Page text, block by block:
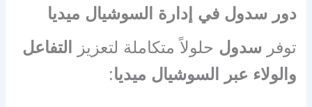
دور سدول في إدارة السوشيال ميديا
توفر سدول حلولاً متكاملة لتعزيز
التفاعل
والولاء عبر السوشيال ميديا: